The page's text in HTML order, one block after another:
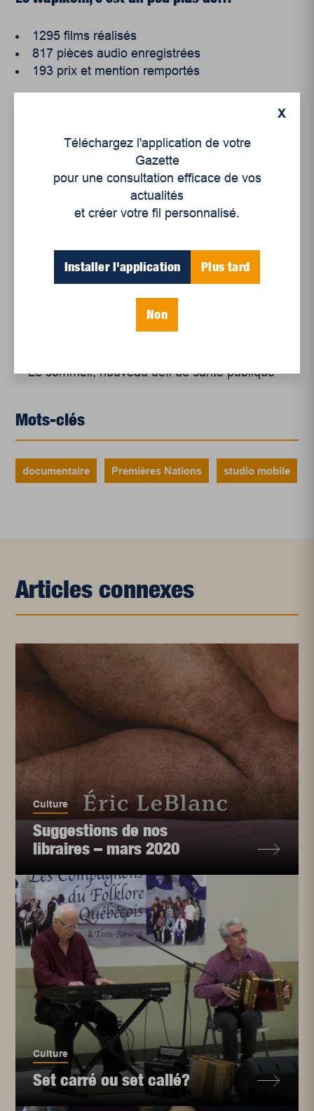
1295 films réalisés
817 pièces audio enregistrées
193 prix et mention remportés
Articles récents
Juillet 2026
Le sommeil, nouveau défi de santé publique
Mots-clés
documentaire Premières Nations studio mobile
Articles connexes
Culture
Suggestions de nos
libraires – mars 2020
Culture
Set carré ou set callé?
X
Téléchargez l'application de votre
Gazette
pour une consultation efficace de vos
actualités
et créer votre fil personnalisé.
Installer l'application Plus tard
Non